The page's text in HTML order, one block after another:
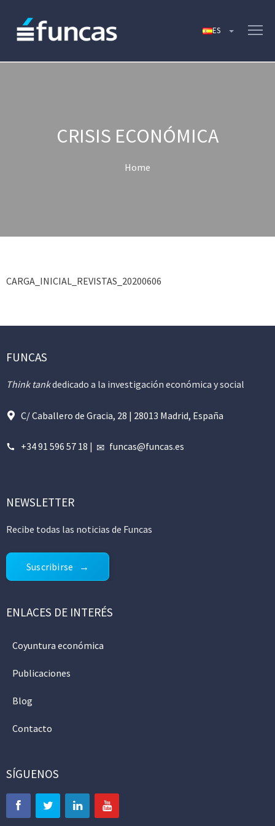
CRISIS ECONÓMICA
Home
CARGA_INICIAL_REVISTAS_20200606
FUNCAS
Think tankdedicado a la investigación económica y social
C/ Caballero de Gracia, 28 | 28013 Madrid, España
+34 91 596 57 18 | funcas@funcas.es
NEWSLETTER
Recibe todas las noticias de Funcas
Suscribirse
ENLACES DE INTERÉS
Coyuntura económica
Publicaciones
Blog
Contacto
SÍGUENOS